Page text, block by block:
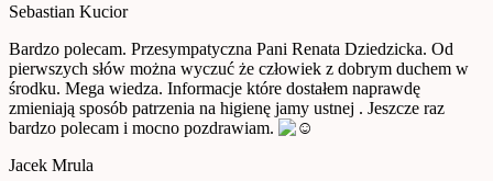
Sebastian Kucior
Bardzo polecam. Przesympatyczna Pani Renata Dziedzicka. Od
pierwszych słów można wyczuć że człowiek z dobrym duchem w
środku. Mega wiedza. Informacje które dostałem naprawdę
zmieniają sposób patrzenia na higienę jamy ustnej . Jeszcze raz
bardzo polecam i mocno pozdrawiam.
Jacek Mrula